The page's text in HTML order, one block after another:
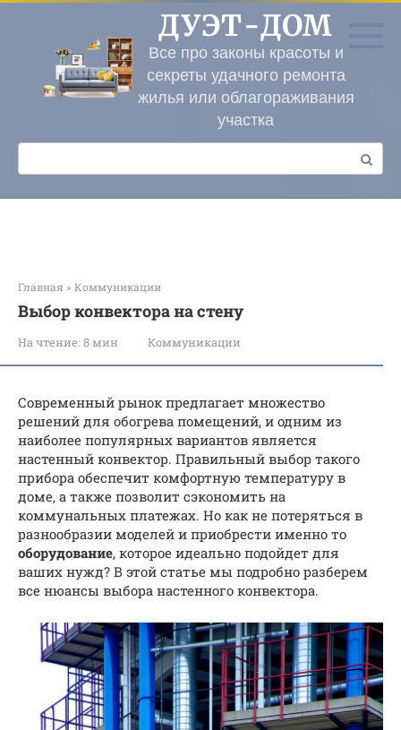
Перейти
контенту
ДУЭТ-ДОМ
Все про законы красоты и
секреты удачного ремонта
жилья или облагораживания
участка
Поиск:
Главная » Коммуникации
Выбор конвектора на стену
На чтение: 8 мин Коммуникации
Современный рынок предлагает множество
решений для обогрева помещений, и одним из
наиболее популярных вариантов является
настенный конвектор. Правильный выбор такого
прибора обеспечит комфортную температуру в
доме, а также позволит сэкономить на
коммунальных платежах. Но как не потеряться в
разнообразии моделей и приобрести именно то
оборудование, которое идеально подойдет для
ваших нужд? В этой статье мы подробно разберем
все нюансы выбора настенного конвектора.